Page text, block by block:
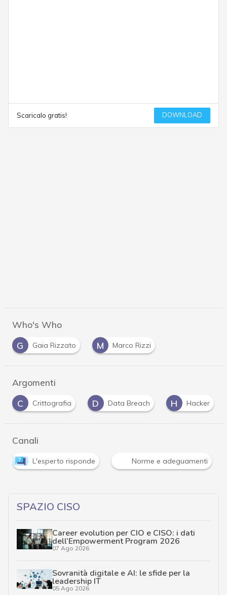
Scaricalo gratis! DOWNLOAD
Who's Who
G
Gaia Rizzato M Marco Rizzi
Argomenti
Crittografia D Data Breach H Hacker P
Canali
risponde Norme e adeguamenti
SPAZIO CISO
Career evolution per CIO e CISO: i dati
dell’Empowerment Program 2026
07 Ago 2026
Sovranità digitale e AI: le sfide per la
leadership IT
05 Ago 2026